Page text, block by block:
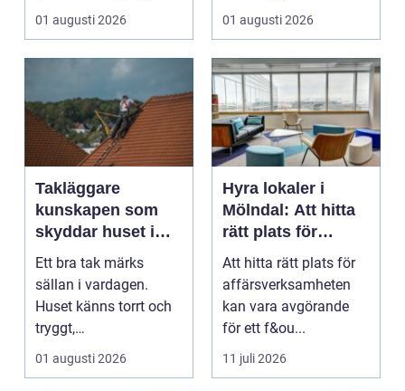
med en enkel och ...
01 augusti 2026
prisvärd hjälp när bilen
01 augusti 2026
Takläggare
kunskapen som
skyddar huset i
längden
Ett bra tak märks
sällan i vardagen.
Huset känns torrt och
tryggt,
inomhusklimatet
fungerar och ener...
01 augusti 2026
Hyra lokaler i
Mölndal: Att hitta
rätt plats för
affärsverksamhete
Att hitta rätt plats för
affärsverksamheten
kan vara avgörande
för ett f&ou...
11 juli 2026